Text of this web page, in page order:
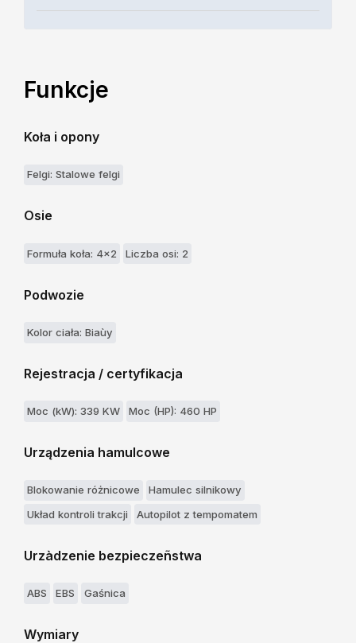
Funkcje
Koła i opony
Felgi: Stalowe felgi
Osie
Formuła koła: 4x2 Liczba osi: 2
Podwozie
Kolor ciała: Biaùy
Rejestracja / certyfikacja
Moc (kW): 339 KW Moc (HP): 460 HP
Urządzenia hamulcowe
Blokowanie różnicowe
Hamulec silnikowy
Układ kontroli trakcji
Autopilot z tempomatem
Urzàdzenie bezpieczeñstwa
ABS EBS Gaśnica
Wymiary